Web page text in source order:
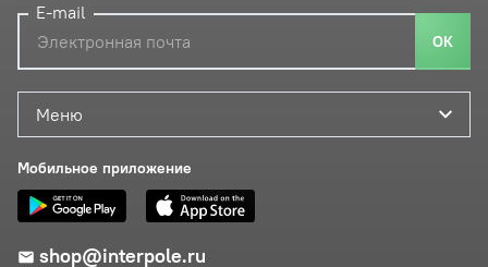
Меню
Мобильное приложение
shop@interpole.ru
E-mail
ОК